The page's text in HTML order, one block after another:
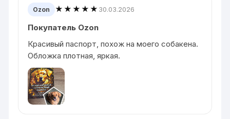
Ozon ★★★★★ 30.03.2026
Покупатель Ozon
Красивый паспорт, похож на моего собакена.
Обложка плотная, яркая.